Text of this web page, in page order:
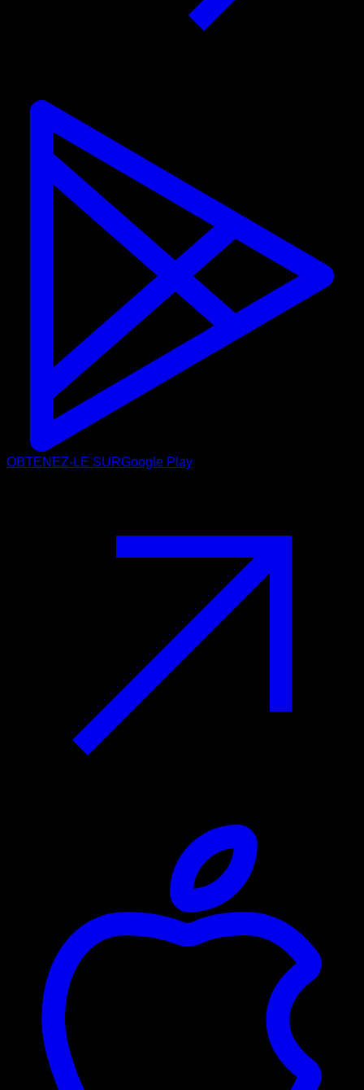
OBTENEZ-LE SURGoogle Play